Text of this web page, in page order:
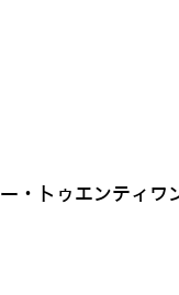
・トゥエンティ